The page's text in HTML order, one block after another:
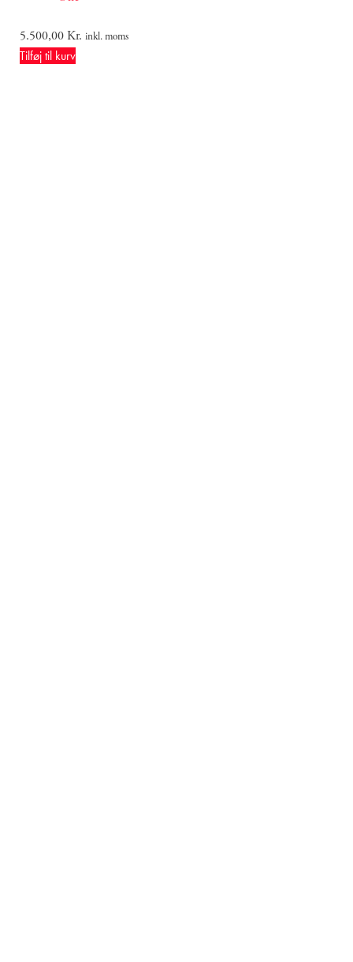
5.500,00Kr. inkl. moms
Tilføj til kurv